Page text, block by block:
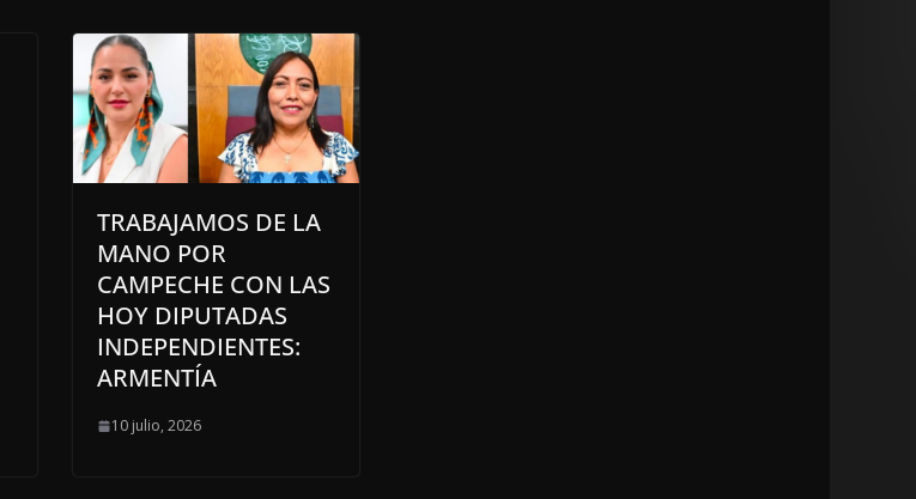
TRABAJAMOS DE LA
MANO POR
CAMPECHE CON LAS
HOY DIPUTADAS
INDEPENDIENTES:
ARMENTÍA
10 julio, 2026